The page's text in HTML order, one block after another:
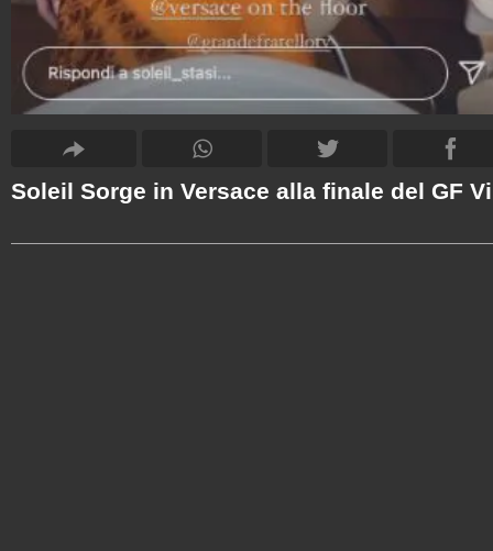
Soleil Sorge in Versace alla finale del GF